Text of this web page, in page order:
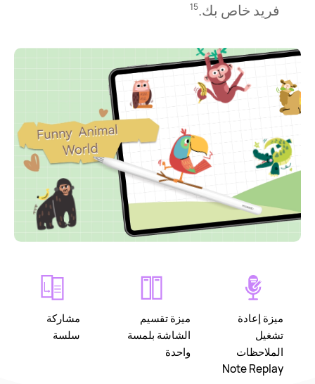
فريد خاص بك.15
ميزة إعادة
تشغيل
الملاحظات
Note Replay
ميزة تقسيم
الشاشة بلمسة
واحدة
مشاركة
سلسة